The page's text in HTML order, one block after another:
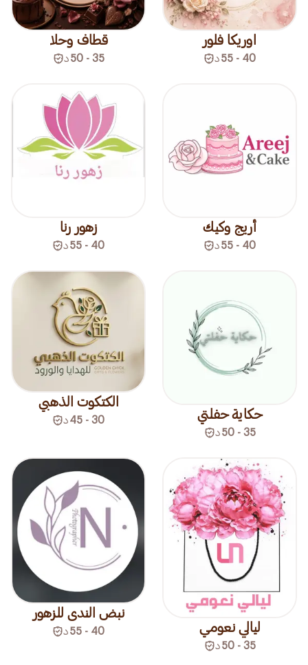
اوريكا فلور
40 - 55 د
قطاف وحلا
35 - 50 د
أريج وكيك
40 - 55 د
زهور رنا
40 - 55 د
حكاية حفلتي
35 - 50 د
الكتكوت الذهبي
30 - 45 د
ليالي نعومي
35 - 50 د
نبض الندى للزهور
40 - 55 د